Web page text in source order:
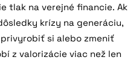
tlak na verejné financie. Ak
krízy na generáciu,
si alebo zmeniť
z valorizácie viac než len